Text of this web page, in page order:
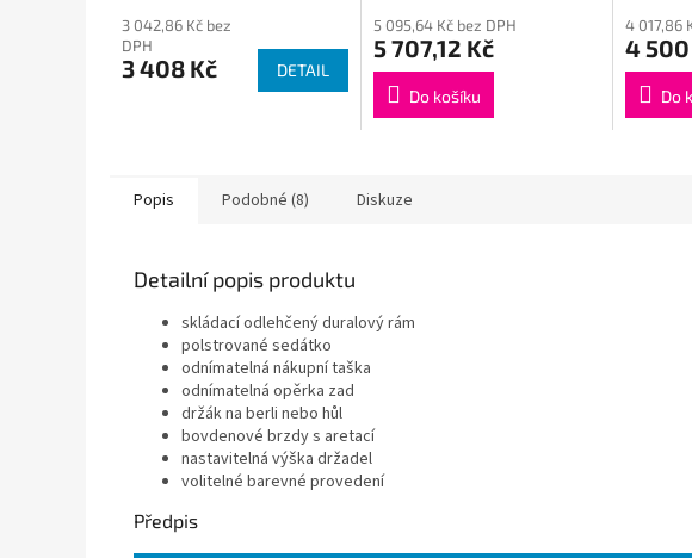
3 042,86 Kč bez
DPH
3 408 Kč DETAIL
5 095,64 Kč bez DPH
5 707,12 Kč
Do košíku
4 017,86
4 500
Do
Popis Podobné (8) Diskuze
Detailní popis produktu
skládací odlehčený duralový rám
polstrované sedátko
odnímatelná nákupní taška
odnímatelná opěrka zad
držák na berli nebo hůl
bovdenové brzdy s aretací
nastavitelná výška držadel
volitelné barevné provedení
Předpis